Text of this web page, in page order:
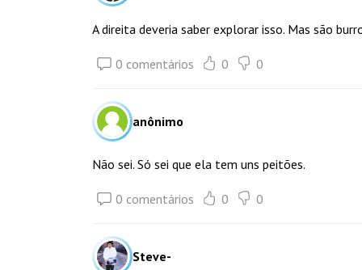
A direita deveria saber explorar isso. Mas são
0 comentários 0 0
anônimo
Não sei. Só sei que ela tem uns peitões.
0 comentários 0 0
Steve-